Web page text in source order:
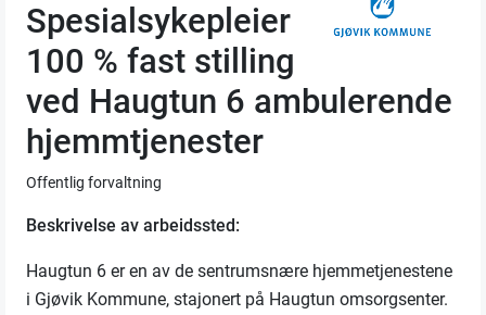
Spesialsykepleier
100 % fast stilling
ved Haugtun 6 ambulerende
hjemmtjenester
Offentlig forvaltning
Beskrivelse av arbeidssted:
Haugtun 6 er en av de sentrumsnære hjemmetjenestene
i Gjøvik Kommune, stajonert på Haugtun omsorgsenter.